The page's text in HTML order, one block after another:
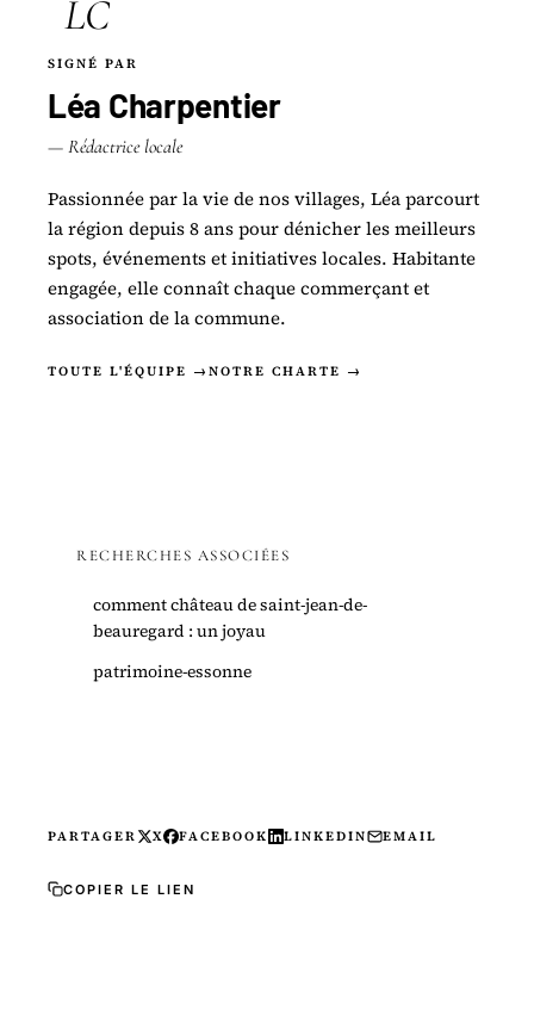
LC
SIGNÉ PAR
Léa Charpentier
— Rédactrice locale
Passionnée par la vie de nos villages, Léa parcourt
la région depuis 8 ans pour dénicher les meilleurs
spots, événements et initiatives locales. Habitante
engagée, elle connaît chaque commerçant et
association de la commune.
TOUTE L'ÉQUIPE → NOTRE CHARTE →
RECHERCHES ASSOCIÉES
comment château de saint-jean-de-
beauregard : un joyau
patrimoine-essonne
PARTAGER X FACEBOOK LINKEDIN EMAIL
COPIER LE LIEN